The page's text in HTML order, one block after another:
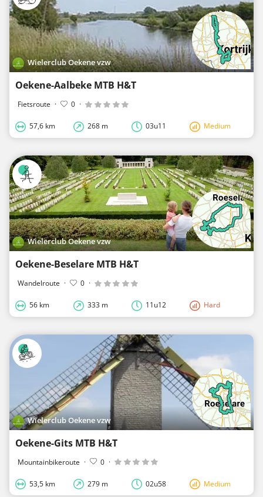
Wielerclub Oekene vzw
Oekene-Aalbeke MTB H&T
Fietsroute · 0 ·
57,6 km 268 m 03u11 Medium
Wielerclub Oekene vzw
Oekene-Beselare MTB H&T
Wandelroute · 0 ·
56 km 333 m 11u12 Hard
Wielerclub Oekene vzw
Oekene-Gits MTB H&T
Mountainbikeroute · 0 ·
53,5 km 279 m 02u58 Medium